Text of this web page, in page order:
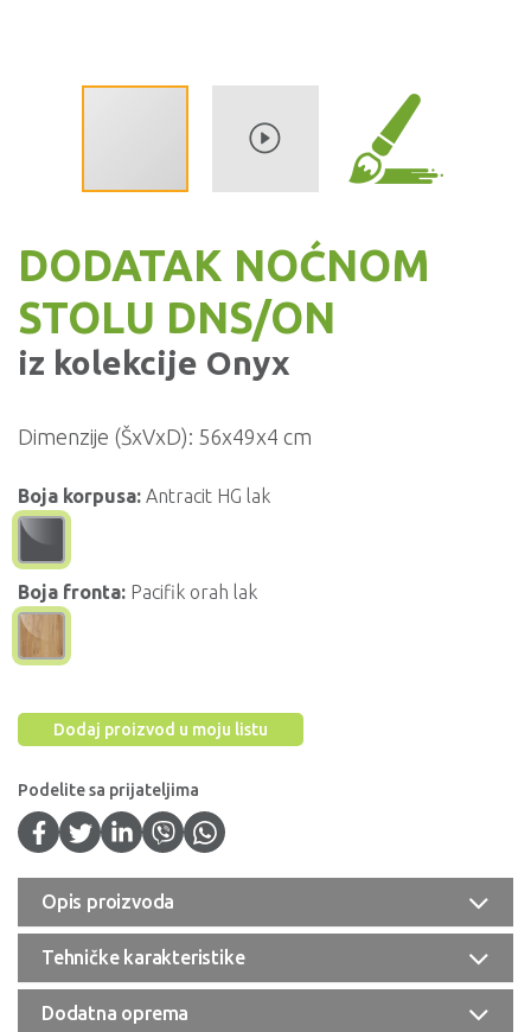
DODATAK NOĆNOM
STOLU DNS/ON
iz kolekcije Onyx
Dimenzije (ŠxVxD): 56x49x4 cm
Boja korpusa: Antracit HG lak
Boja fronta: Pacifik orah lak
Dodaj proizvod u moju listu
Podelite sa prijateljima
Opis proizvoda
Tehničke karakteristike
Dodatna oprema